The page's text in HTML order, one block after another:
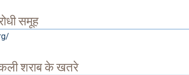
समूह
शराब के खतरे